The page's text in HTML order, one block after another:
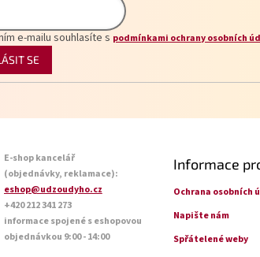
e-mailu souhlasíte s podmínkami ochrany osobních
SE
E-shop kancelář
(objednávky, reklamace):
eshop@udzoudyho.cz
+420 212 341 273
informace spojené s eshopovou
objednávkou 9:00 - 14:00
Informace
Ochrana osobních
Napište nám
Spřátelené weby